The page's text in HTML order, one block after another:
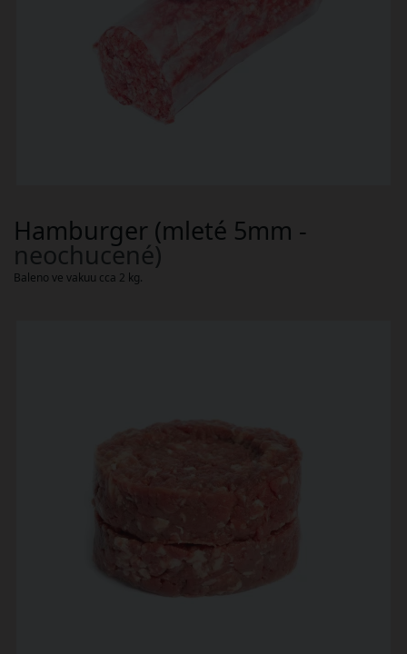
Baleno ve vakuu cca 2 kg.
Hamburger (mleté 5mm -
neochucené)